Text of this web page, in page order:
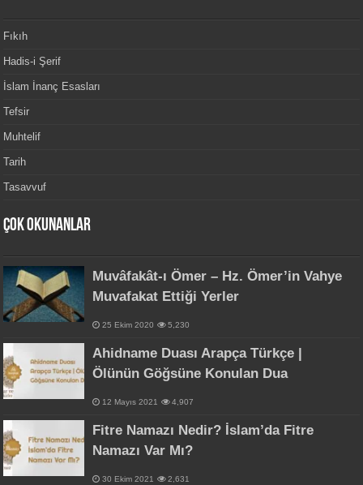
Fıkıh
Hadis-i Şerif
İslam İnanç Esasları
Tefsir
Muhtelif
Tarih
Tasavvuf
Çok Okunanlar
Muvâfakât-ı Ömer – Hz. Ömer’in Vahye
Muvafakat Ettiği Yerler
25 Ekim 2020 5,230
Ahidname Duası Arapça Türkçe |
Ölünün Göğsüne Konulan Dua
12 Mayıs 2021 4,907
Fitre Namazı Nedir? İslam’da Fitre
Namazı Var Mı?
30 Ekim 2021 2,631